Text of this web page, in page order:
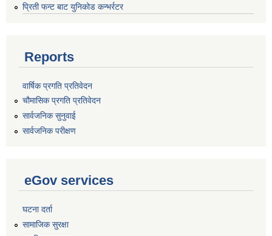
प्रिती फन्ट बाट युनिकोड कन्भर्रटर
Reports
वार्षिक प्रगति प्रतिवेदन
चौमासिक प्रगति प्रतिवेदन
सार्वजनिक सुनुवाई
सार्वजनिक परीक्षण
eGov services
घटना दर्ता
सामाजिक सुरक्षा